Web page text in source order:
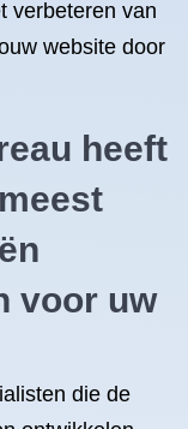
verbeteren van
website door
heeft
voor uw
die de